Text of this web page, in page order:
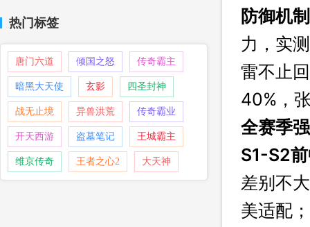
热门标签
唐门六道 倾国之怒 传奇霸主
暗黑大天使 玄影 四圣封神
战无止境 异兽洪荒 传奇霸业
开天西游 盗墓笔记 王城霸主
维京传奇 王者之心2 大天神
防御机
力，实测
雷不止
40%，
全赛季
S1-S2
差别不
美适配